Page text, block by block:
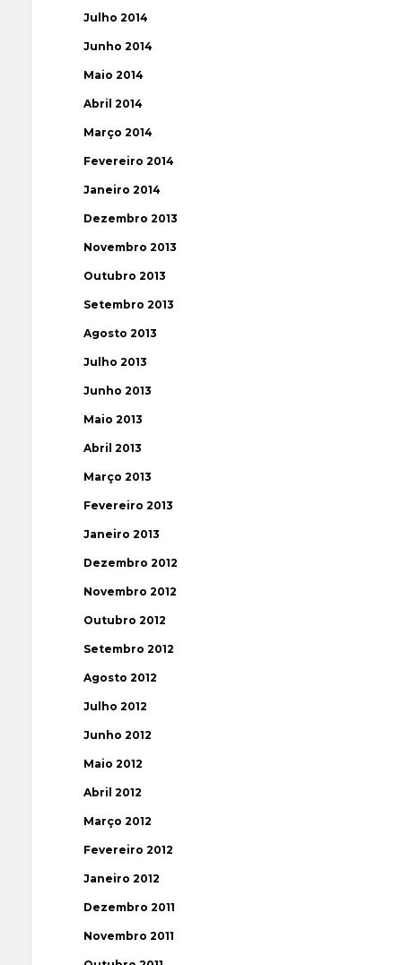
Julho 2014
Junho 2014
Maio 2014
Abril 2014
Março 2014
Fevereiro 2014
Janeiro 2014
Dezembro 2013
Novembro 2013
Outubro 2013
Setembro 2013
Agosto 2013
Julho 2013
Junho 2013
Maio 2013
Abril 2013
Março 2013
Fevereiro 2013
Janeiro 2013
Dezembro 2012
Novembro 2012
Outubro 2012
Setembro 2012
Agosto 2012
Julho 2012
Junho 2012
Maio 2012
Abril 2012
Março 2012
Fevereiro 2012
Janeiro 2012
Dezembro 2011
Novembro 2011